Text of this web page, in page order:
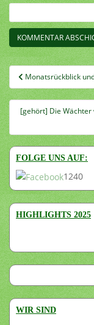
Monatsrückblick
[gehört] Die Wächter
FOLGE UNS AUF:
1240
HIGHLIGHTS 2025
WIR SIND